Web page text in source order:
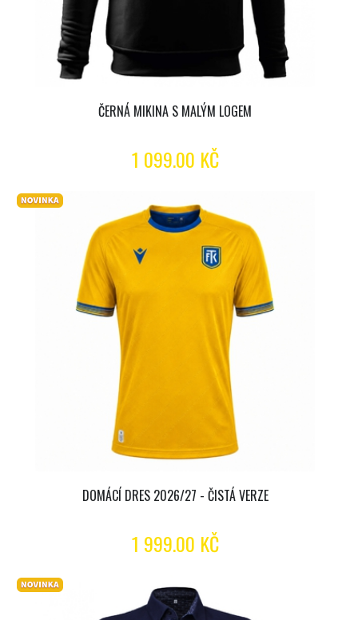
ČERNÁ MIKINA S MALÝM LOGEM
1 099.00 KČ
DOMÁCÍ DRES 2026/27 - ČISTÁ VERZE
1 999.00 KČ